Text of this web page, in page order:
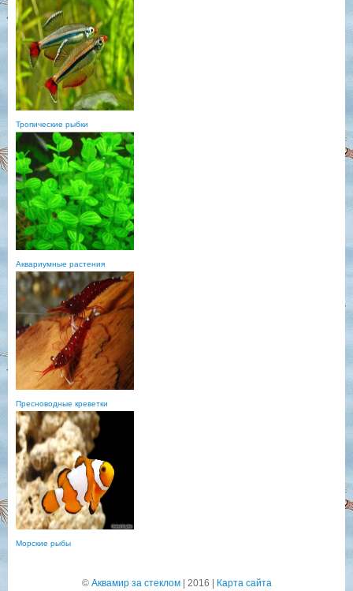
Тропические рыбки
Аквариумные растения
Пресноводные креветки
Морские рыбы
© Аквамир за стеклом| 2016 | Карта сайта